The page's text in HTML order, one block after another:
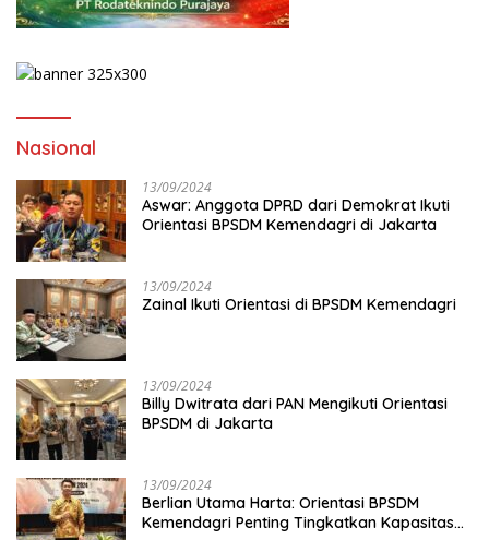
Nasional
13/09/2024
Aswar: Anggota DPRD dari Demokrat Ikuti
Orientasi BPSDM Kemendagri di Jakarta
13/09/2024
Zainal Ikuti Orientasi di BPSDM Kemendagri
13/09/2024
Billy Dwitrata dari PAN Mengikuti Orientasi
BPSDM di Jakarta
13/09/2024
Berlian Utama Harta: Orientasi BPSDM
Kemendagri Penting Tingkatkan Kapasitas